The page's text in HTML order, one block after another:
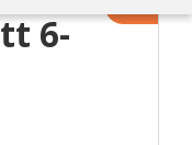
6-
Lägg